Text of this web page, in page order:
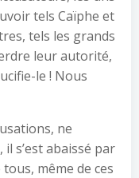
tels Caïphe et
tels les grands
leur autorité,
le ! Nous
ne
s’est abaissé par
même de ces